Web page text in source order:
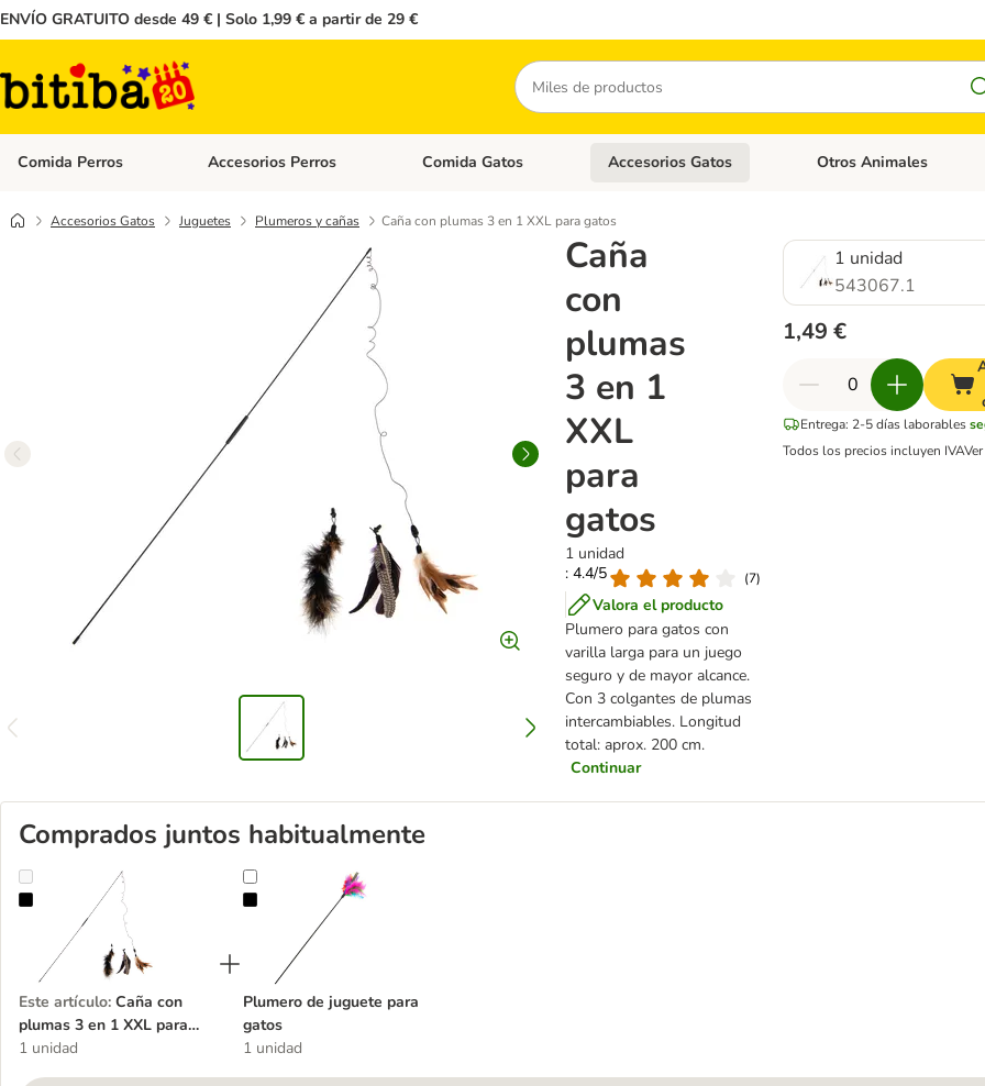
ENVÍO GRATUITO desde 49 € | Solo 1,99 € a partir de 29 €
Buscar
Comida Perros Menú de categoria abierto: Comida Perros
Accesorios Perros Menú de categoria abierto: Accesorios Perros
Comida Gatos Menú de categoria abierto: Comida Gatos
Accesorios Gatos Menú de categoria abierto:
Otros Animales
Accesorios Gatos Juguetes Plumeros y cañas Caña con plumas 3 en 1 XXL para gatos
Caña
con
plumas
3 en 1
XXL
para
gatos
1 unidad
: 4.4/5
(7)
Valora el producto
Plumero para gatos con
varilla larga para un juego
seguro y de mayor alcance.
Con 3 colgantes de plumas
intercambiables. Longitud
total: aprox. 200 cm.
Continuar
1 unidad
543067.1
1,49 €
Entrega: 2-5 días laborables
Todos los precios incluyen IVAVer
Comprados juntos habitualmente
Caña con plumas 3 en 1 XXL para gatos
Este artículo: Caña con
plumas 3 en 1 XXL para
gatos
1 unidad
Plumero de juguete para gatos
Plumero de juguete para
gatos
1 unidad